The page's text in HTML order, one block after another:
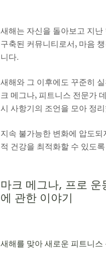
새해는 자신을 돌아보고 지
구축된 커뮤니티로서, 마음
니다.
새해와 그 이후에도 꾸준히
크 메그나, 피트니스 전문가
시 사항기의 조언을 모아 정
지속 불가능한 변화에 압도
적 건강을 최적화할 수 있도
마크 메그나, 프로
에 관한 이야기
새해를 맞아 새로운 피트니